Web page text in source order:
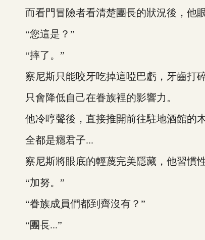
而看門冒險者看清楚團長的狀況後，他眼
“您這是？”
“摔了。”
察尼斯只能咬牙吃掉這啞巴虧，牙齒打碎
只會降低自己在眷族裡的影響力。
他冷哼聲後，直接推開前往駐地酒館的木
全都是癮君子...
察尼斯將眼底的輕蔑完美隱藏，他習慣性
“加努。”
“眷族成員們都到齊沒有？”
“團長...”